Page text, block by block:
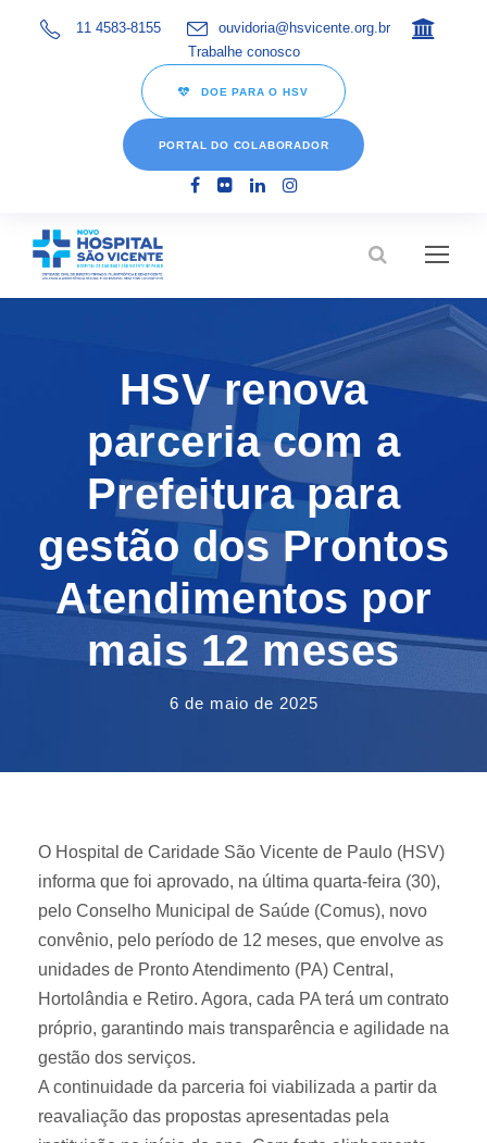
11 4583-8155
ouvidoria@hsvicente.org.br
Trabalhe conosco
DOE PARA O HSV
PORTAL DO COLABORADOR
HSV renova
parceria com a
Prefeitura para
gestão dos Prontos
Atendimentos por
mais 12 meses
6 de maio de 2025
O Hospital de Caridade São Vicente de Paulo (HSV)
informa que foi aprovado, na última quarta-feira (30),
pelo Conselho Municipal de Saúde (Comus), novo
convênio, pelo período de 12 meses, que envolve as
unidades de Pronto Atendimento (PA) Central,
Hortolândia e Retiro. Agora, cada PA terá um contrato
próprio, garantindo mais transparência e agilidade na
gestão dos serviços.
A continuidade da parceria foi viabilizada a partir da
reavaliação das propostas apresentadas pela